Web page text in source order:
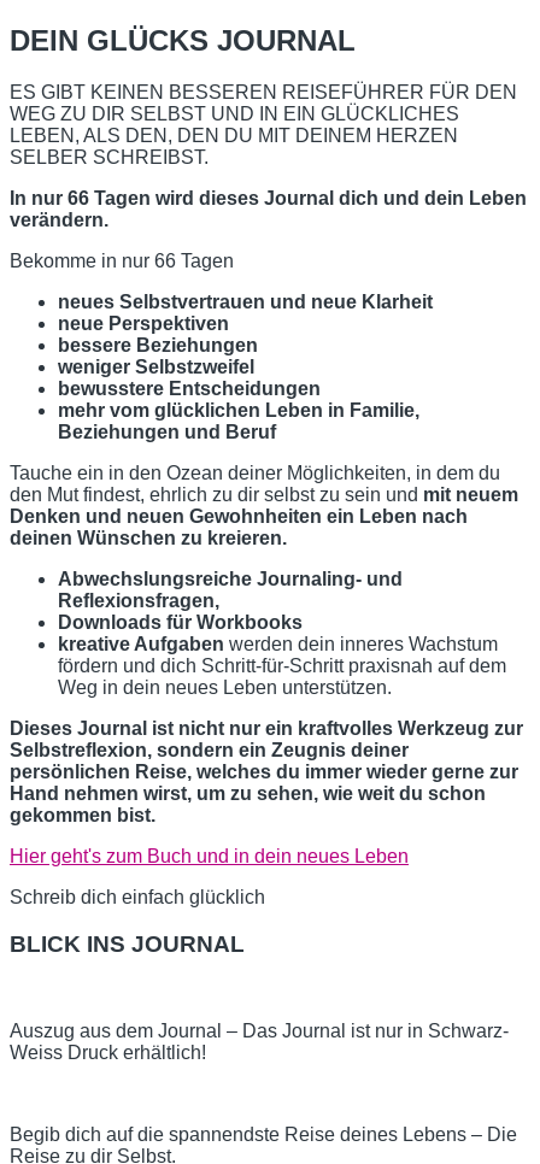
DEIN GLÜCKS JOURNAL
ES GIBT KEINEN BESSEREN REISEFÜHRER FÜR DEN
WEG ZU DIR SELBST UND IN EIN GLÜCKLICHES
LEBEN, ALS DEN, DEN DU MIT DEINEM HERZEN
SELBER SCHREIBST.
In nur 66 Tagen wird dieses Journal dich und dein Leben
verändern.
Bekomme in nur 66 Tagen
neues Selbstvertrauen und neue Klarheit
neue Perspektiven
bessere Beziehungen
weniger Selbstzweifel
bewusstere Entscheidungen
mehr vom glücklichen Leben in Familie,
Beziehungen und Beruf
Tauche ein in den Ozean deiner Möglichkeiten, in dem du
den Mut findest, ehrlich zu dir selbst zu sein und mit neuem
Denken und neuen Gewohnheiten ein Leben nach
deinen Wünschen zu kreieren.
Abwechslungsreiche Journaling- und
Reflexionsfragen,
Downloads für Workbooks
kreative Aufgaben werden dein inneres Wachstum
fördern und dich Schritt-für-Schritt praxisnah auf dem
Weg in dein neues Leben unterstützen.
Dieses Journal ist nicht nur ein kraftvolles Werkzeug zur
Selbstreflexion, sondern ein Zeugnis deiner
persönlichen Reise, welches du immer wieder gerne zur
Hand nehmen wirst, um zu sehen, wie weit du schon
gekommen bist.
Hier geht's zum Buch und in dein neues Leben
Schreib dich einfach glücklich
BLICK INS JOURNAL
Auszug aus dem Journal – Das Journal ist nur in Schwarz-
Weiss Druck erhältlich!
Begib dich auf die spannendste Reise deines Lebens – Die
Reise zu dir Selbst.